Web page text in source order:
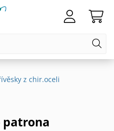
z chir.oceli
patrona